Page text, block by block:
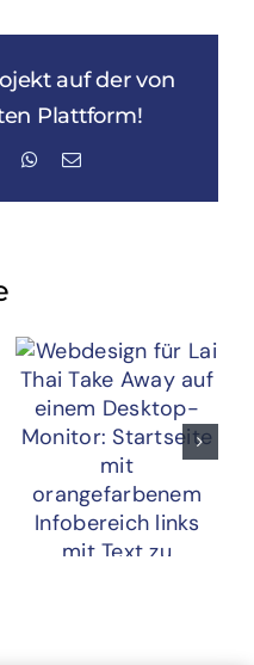
auf der von
Plattform!
WhatsApp
E-